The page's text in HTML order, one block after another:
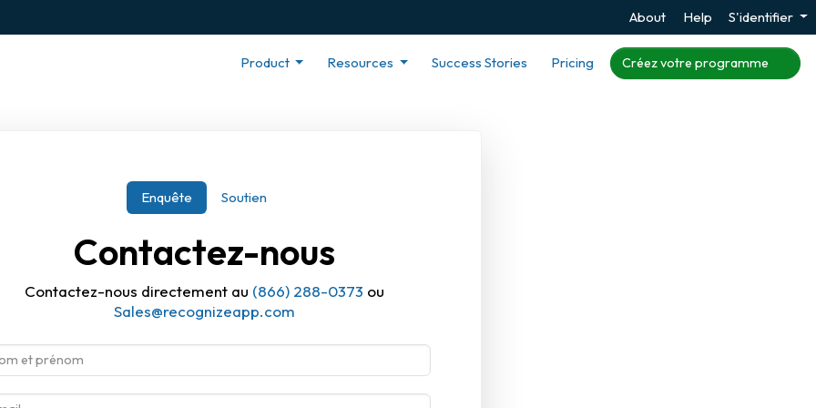
About Help S'identifier
Product Resources Success Stories Pricing Créez votre programme
Enquête Soutien
Contactez-nous
Contactez-nous directement au (866) 288-0373 ou
Sales@recognizeapp.com